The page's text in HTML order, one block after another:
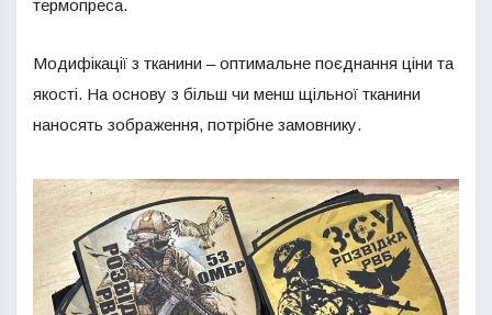
термопреса.
Модифікації з тканини – оптимальне поєднання ціни та
якості. На основу з більш чи менш щільної тканини
наносять зображення, потрібне замовнику.